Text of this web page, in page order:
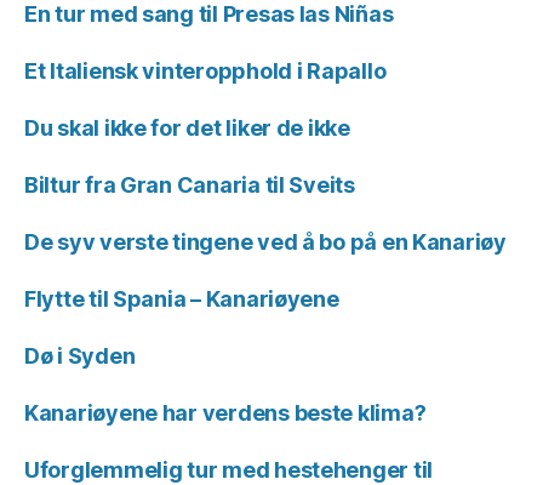
En tur med sang til Presas las Niñas
Et Italiensk vinteropphold i Rapallo
Du skal ikke for det liker de ikke
Biltur fra Gran Canaria til Sveits
De syv verste tingene ved å bo på en Kanariøy
Flytte til Spania – Kanariøyene
Dø i Syden
Kanariøyene har verdens beste klima?
Uforglemmelig tur med hestehenger til